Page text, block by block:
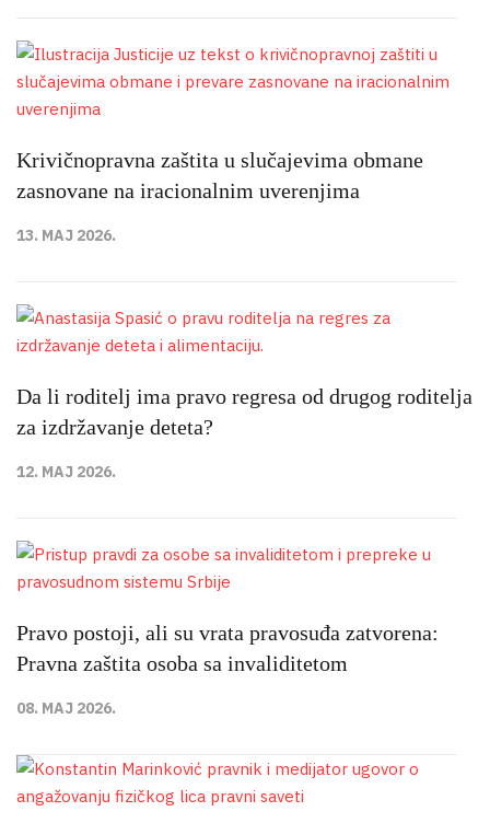
Krivičnopravna zaštita u slučajevima obmane
zasnovane na iracionalnim uverenjima
13. MAJ 2026.
Da li roditelj ima pravo regresa od drugog roditelja
za izdržavanje deteta?
12. MAJ 2026.
Pravo postoji, ali su vrata pravosuđa zatvorena:
Pravna zaštita osoba sa invaliditetom
08. MAJ 2026.